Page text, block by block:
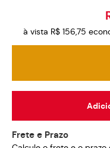
à vista R$ 156,75
Frete e Prazo